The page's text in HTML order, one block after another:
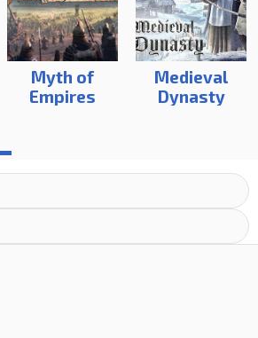
Myth of
Empires
Medieval
Dynasty